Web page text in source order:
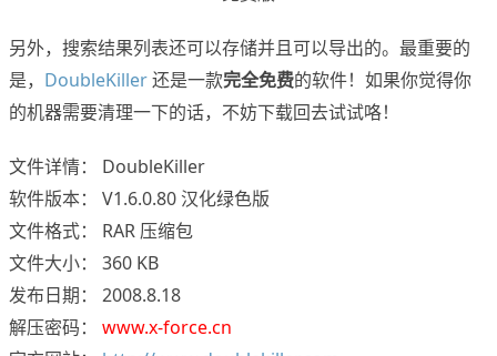
另外，搜索结果列表还可以存储并且可以导出的。最重要的
是， DoubleKiller还是一款完全免费的软件！如果你觉得你
的机器需要清理一下的话，不妨下载回去试试咯！
文件详情： DoubleKiller
软件版本： V1.6.0.80 汉化绿色版
文件格式： RAR 压缩包
文件大小： 360 KB
发布日期： 2008.8.18
解压密码： www.x-force.cn